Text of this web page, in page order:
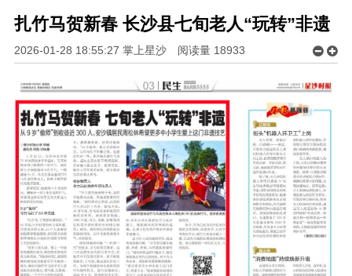
扎竹马贺新春 长沙县七旬老人“玩转”非遗
2026-01-28 18:55:27 掌上星沙 阅读量 18933